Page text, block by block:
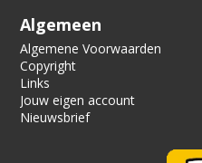
Algemeen
Algemene Voorwaarden
Copyright
Links
Jouw eigen account
Nieuwsbrief